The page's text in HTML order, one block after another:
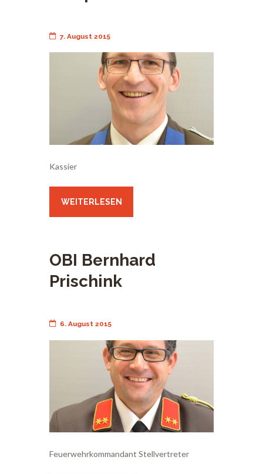
7. August 2015
Kassier
WEITERLESEN
OBI Bernhard
Prischink
6. August 2015
Feuerwehrkommandant Stellvertreter